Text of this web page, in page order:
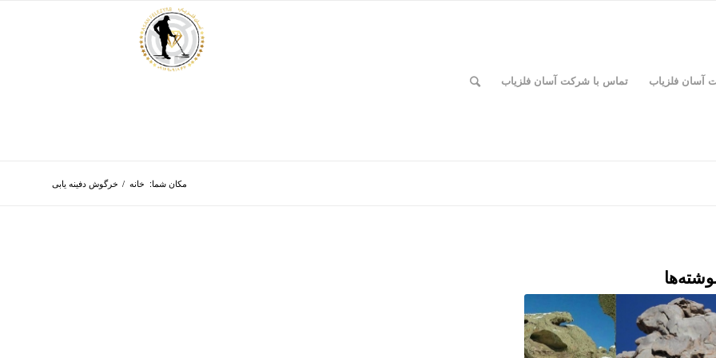
آسان فلزیاب تماس با شرکت آسان فلزیاب
مکان شما: خانه / خرگوش دفینه یابی